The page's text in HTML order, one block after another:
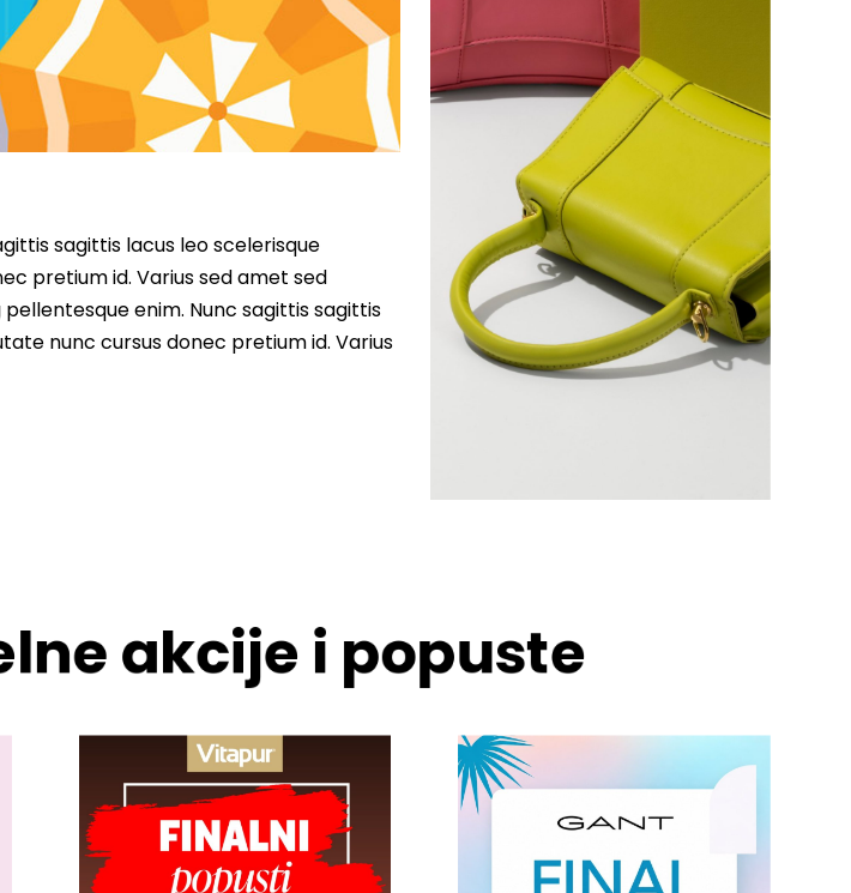
sagittis lacus leo scelerisque
pretium id. Varius sed amet sed
enim. Nunc sagittis sagittis
nunc cursus donec pretium id. Varius
akcije i popuste